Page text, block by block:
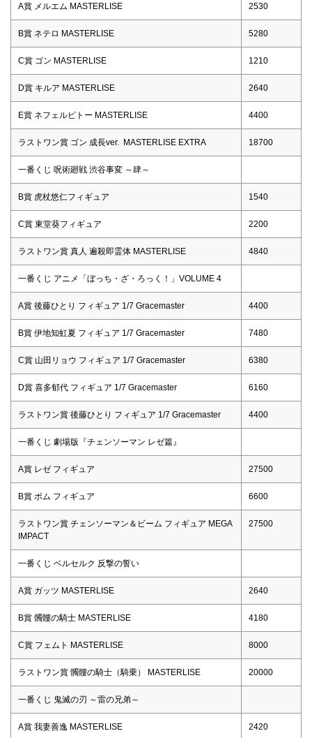
A賞 メルエム MASTERLISE 2530
B賞 ネテロ MASTERLISE 5280
C賞 ゴン MASTERLISE 1210
D賞 キルア MASTERLISE 2640
E賞 ネフェルピトー MASTERLISE 4400
ラストワン賞 ゴン 成長ver. MASTERLISE EXTRA 18700
一番くじ 呪術廻戦 渋谷事変 ～肆～
B賞 虎杖悠仁フィギュア 1540
C賞 東堂葵フィギュア 2200
ラストワン賞 真人 遍殺即霊体 MASTERLISE 4840
一番くじ アニメ「ぼっち・ざ・ろっく！」VOLUME 4
A賞 後藤ひとり フィギュア 1/7 Gracemaster 4400
B賞 伊地知虹夏 フィギュア 1/7 Gracemaster 7480
C賞 山田リョウ フィギュア 1/7 Gracemaster 6380
D賞 喜多郁代 フィギュア 1/7 Gracemaster 6160
ラストワン賞 後藤ひとり フィギュア 1/7 Gracemaster 4400
一番くじ 劇場版『チェンソーマン レゼ篇』
A賞 レゼ フィギュア 27500
B賞 ボム フィギュア 6600
ラストワン賞 チェンソーマン＆ビーム フィギュア MEGA
IMPACT
27500
一番くじ ベルセルク 反撃の誓い
A賞 ガッツ MASTERLISE 2640
B賞 髑髏の騎士 MASTERLISE 4180
C賞 フェムト MASTERLISE 8000
ラストワン賞 髑髏の騎士（騎乗） MASTERLISE 20000
一番くじ 鬼滅の刃 ～雷の兄弟～
A賞 我妻善逸 MASTERLISE 2420